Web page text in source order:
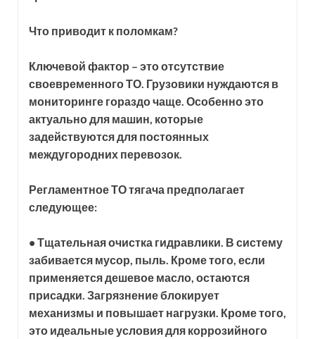
Что приводит к поломкам?
Ключевой фактор – это отсутствие
своевременного ТО. Грузовики нуждаются в
мониторинге гораздо чаще. Особенно это
актуально для машин, которые
задействуются для постоянных
междугородних перевозок.
Регламентное ТО тягача предполагает
следующее:
• Тщательная очистка гидравлики. В систему
забивается мусор, пыль. Кроме того, если
применяется дешевое масло, остаются
присадки. Загрязнение блокирует
механизмы и повышает нагрузки. Кроме того,
это идеальные условия для коррозийного